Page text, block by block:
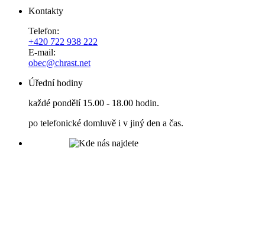
Kontakty
Telefon:
+420 722 938 222
E-mail:
obec@chrast.net
Úřední hodiny
každé pondělí 15.00 - 18.00 hodin.
po telefonické domluvě i v jiný den a čas.